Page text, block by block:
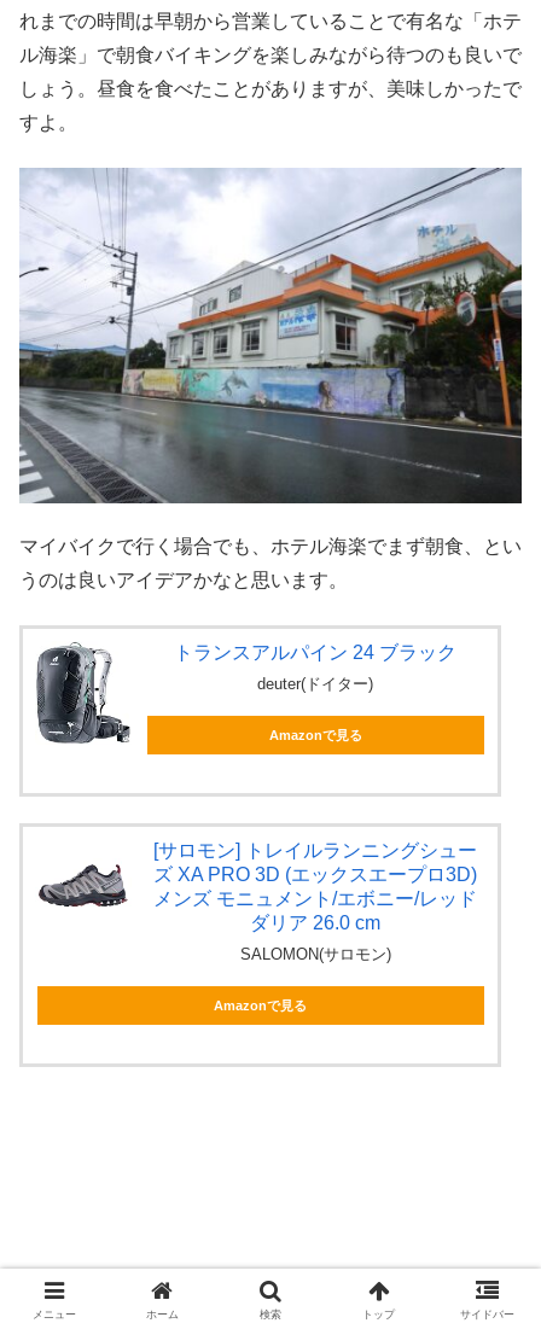
れまでの時間は早朝から営業していることで有名な「ホテ
ル海楽」で朝食バイキングを楽しみながら待つのも良いで
しょう。昼食を食べたことがありますが、美味しかったで
すよ。
マイバイクで行く場合でも、ホテル海楽でまず朝食、とい
うのは良いアイデアかなと思います。
トランスアルパイン 24 ブラック
deuter(ドイター)
Amazonで見る
[サロモン] トレイルランニングシュー
ズ XA PRO 3D (エックスエープロ3D)
メンズ モニュメント/エボニー/レッド
ダリア 26.0 cm
SALOMON(サロモン)
Amazonで見る
メニュー ホーム 検索 トップ サイドバー